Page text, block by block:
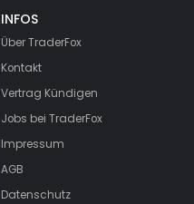
INFOS
Über TraderFox
Kontakt
Vertrag Kündigen
Jobs bei TraderFox
Impressum
AGB
Datenschutz